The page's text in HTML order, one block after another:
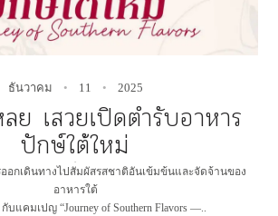
ธันวาคม 11 2025
ย เสวยเปิดตำรับอาหาร
ปักษ์ใต้ใหม่
✻
อกเดินทางไปสัมผัสรสชาติอันเข้มข้นและจัดจ้านของ
อาหารใต้
แคมเปญ “Journey of Southern Flavors —..